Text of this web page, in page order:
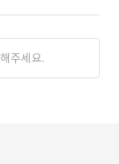
해주세요.